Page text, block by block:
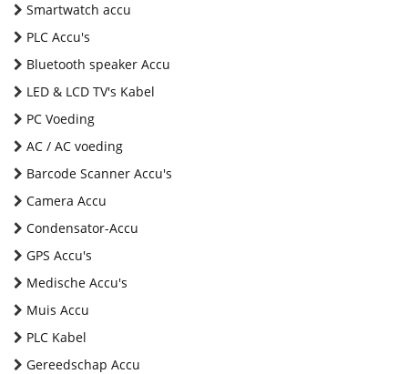
Smartwatch accu
PLC Accu's
Bluetooth speaker Accu
LED & LCD TV's Kabel
PC Voeding
AC / AC voeding
Barcode Scanner Accu's
Camera Accu
Condensator-Accu
GPS Accu's
Medische Accu's
Muis Accu
PLC Kabel
Gereedschap Accu